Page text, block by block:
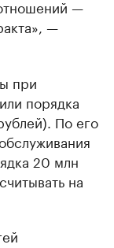
—
—
при
порядка
По его
20 млн
на